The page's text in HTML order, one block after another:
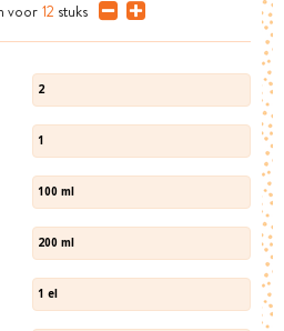
voor 12 stuks
2
1
100 ml
200 ml
1 el